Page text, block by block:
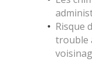
Risque
trouble